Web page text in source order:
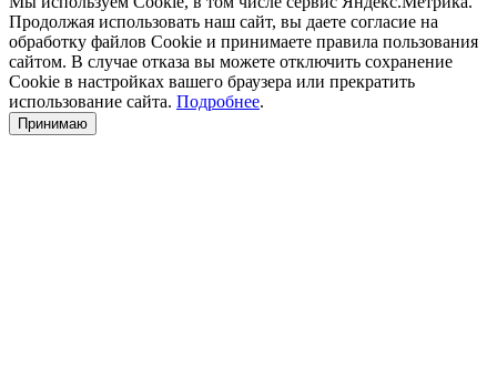
Продолжая использовать наш сайт, вы даете согласие на
обработку файлов Cookie и принимаете правила пользования
сайтом. В случае отказа вы можете отключить сохранение
Cookie в настройках вашего браузера или прекратить
использование сайта. Подробнее.
Принимаю